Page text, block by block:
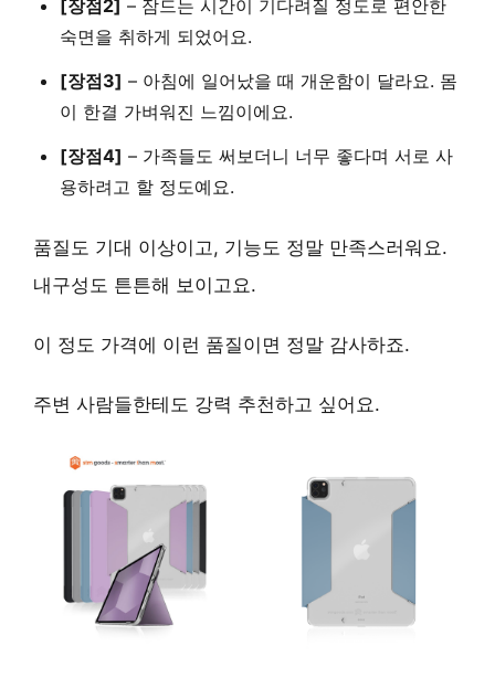
[장점2] – 잠드는 시간이 기다려질 정도로 편안한
숙면을 취하게 되었어요.
[장점3] – 아침에 일어났을 때 개운함이 달라요. 몸
이 한결 가벼워진 느낌이에요.
[장점4] – 가족들도 써보더니 너무 좋다며 서로 사
용하려고 할 정도예요.
품질도 기대 이상이고, 기능도 정말 만족스러워요.
내구성도 튼튼해 보이고요.
이 정도 가격에 이런 품질이면 정말 감사하죠.
주변 사람들한테도 강력 추천하고 싶어요.